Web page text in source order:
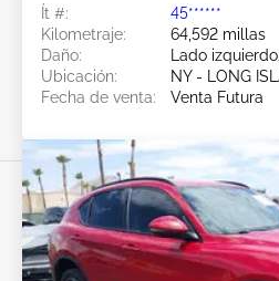
Ít #:
45******
Kilometraje:
64,592 millas
Daño:
Lado
Ubicación:
NY - LONG
Fecha de venta:
Venta Futura